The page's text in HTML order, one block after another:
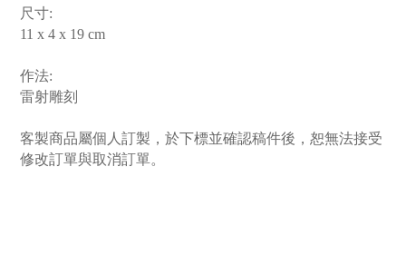
尺寸:
11 x 4 x 19 cm
作法:
雷射雕刻
客製商品屬個人訂製，於下標並確認稿件後，恕無法接受
修改訂單與取消訂單。